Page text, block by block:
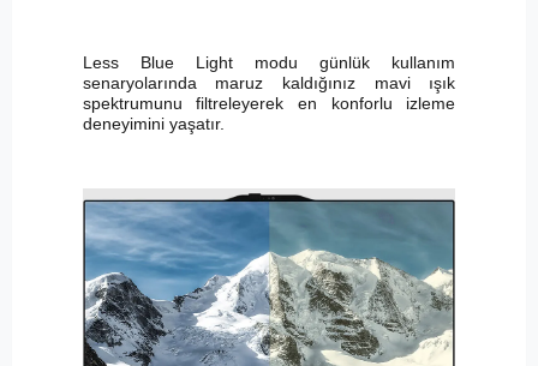
Less Blue Light modu günlük kullanım
senaryolarında maruz kaldığınız mavi ışık
spektrumunu filtreleyerek en konforlu izleme
deneyimini yaşatır.